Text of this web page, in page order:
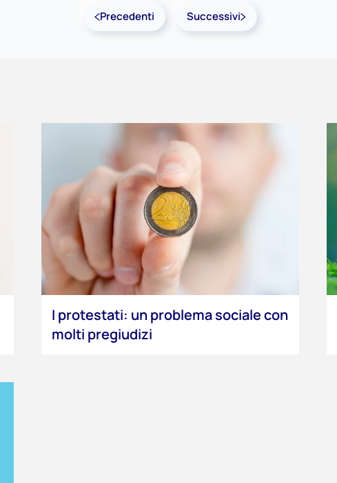
Precedenti Successivi
I protestati: un problema sociale con
molti pregiudizi